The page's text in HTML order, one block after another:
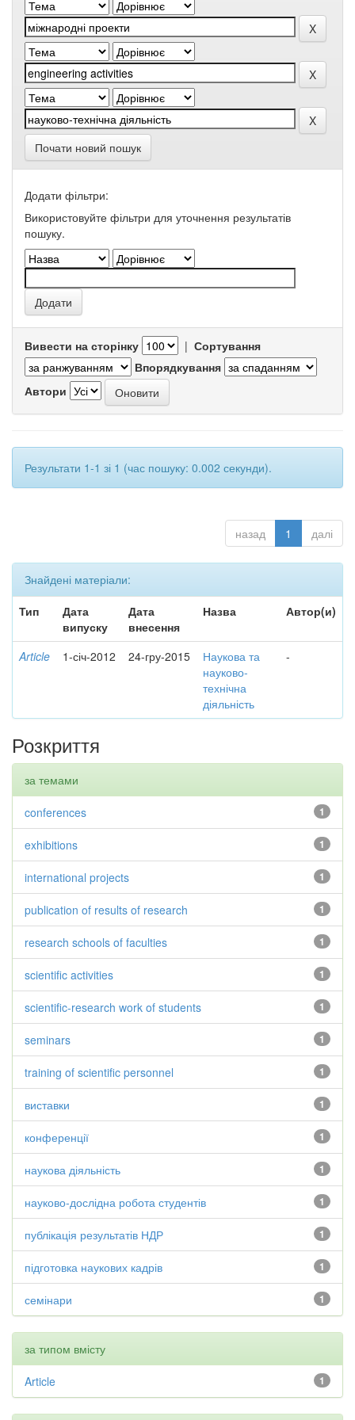
Почати новий пошук
Додати фільтри:
Використовуйте фільтри для уточнення результатів
пошуку.
Вивести на сторінку | Сортування
Впорядкування
Автори
Результати 1-1 зі 1 (час пошуку: 0.002 секунди).
назад 1 далі
Знайдені матеріали:
Тип
Дата
випуску
Дата
внесення
Назва Автор(и)
Article 1-січ-2012 24-гру-2015
Наукова та
науково-
технічна
діяльність
-
Розкриття
за темами
1
conferences
1
exhibitions
1
international projects
1
publication of results of research
1
research schools of faculties
1
scientific activities
1
scientific-research work of students
1
seminars
1
training of scientific personnel
1
виставки
1
конференції
1
наукова діяльність
1
науково-дослідна робота студентів
1
публікація результатів НДР
1
підготовка наукових кадрів
1
семінари
за типом вмісту
1
Article